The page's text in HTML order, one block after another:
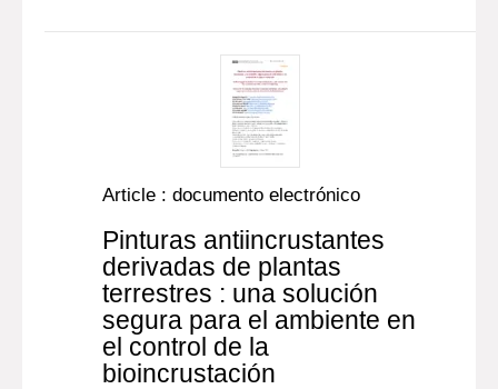
Article : documento electrónico
Pinturas antiincrustantes
derivadas de plantas
terrestres : una solución
segura para el ambiente en
el control de la
bioincrustación